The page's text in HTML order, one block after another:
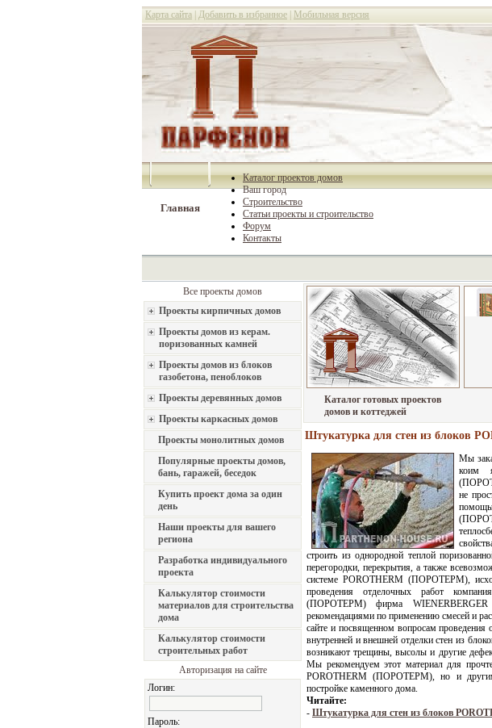
Карта сайта Добавить в избранное Мобильная версия
Главная
Каталог проектов домов
Ваш город
Строительство
Статьи проекты и строительство
Форум
Контакты
Все проекты домов
Проекты кирпичных домов
Проекты домов из керам.
поризованных камней
Проекты домов из блоков
газобетона, пеноблоков
Проекты деревянных домов
Проекты каркасных домов
Проекты монолитных домов
Популярные проекты домов,
бань, гаражей, беседок
Купить проект дома за один
день
Наши проекты для вашего
региона
Разработка индивидуального
проекта
Калькулятор стоимости
материалов для строительства
дома
Калькулятор стоимости
строительных работ
Авторизация на сайте
Логин:
Пароль:
Каталог готовых проектов
домов и коттеджей
Штукатурка для стен из блоков
Мы
коим
не
строить из однородной теплой
перегородки, перекрытия, а также
системе POROTHERM (ПОРОТЕРМ),
проведения отделочных работ
(ПОРОТЕРМ) фирма WIENERBERGER
рекомендациями по применению смесей и
сайте и посвященном вопросам
внутренней и внешней отделки стен из
возникают трещины, высолы и другие
Мы рекомендуем этот материал для
POROTHERM (ПОРОТЕРМ), но и другим
постройке каменного дома.
Читайте:
- Штукатурка для стен из блоков